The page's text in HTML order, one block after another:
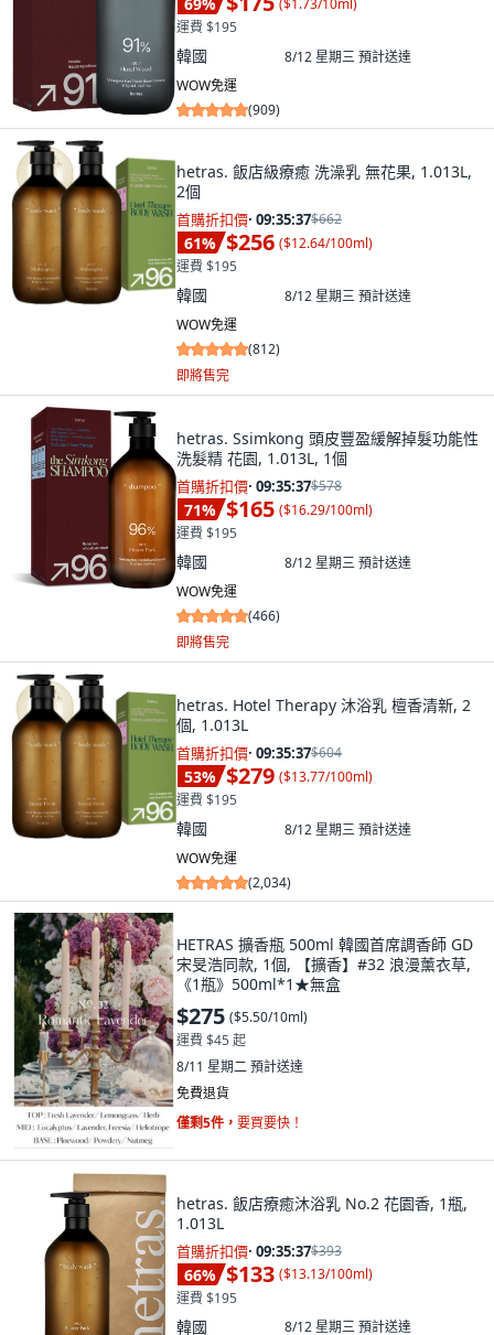
69%
運費 $195
韓國 8/12 星期三預計送達
WOW免運
(909)
hetras. 飯店級療癒 洗澡乳 無花果, 1.013L,
2個
首購折扣價· 09:35:36$662
61% $256 ($12.64/100ml)
運費 $195
韓國 8/12 星期三預計送達
WOW免運
(812)
即將售完
hetras. Ssimkong 頭皮豐盈緩解掉髮功能性
洗髮精 花園, 1.013L, 1個
首購折扣價· 09:35:36$578
71% $165 ($16.29/100ml)
運費 $195
韓國 8/12 星期三預計送達
WOW免運
(466)
即將售完
hetras. Hotel Therapy 沐浴乳 檀香清新, 2
個, 1.013L
首購折扣價· 09:35:36$604
53% $279 ($13.77/100ml)
運費 $195
韓國 8/12 星期三預計送達
WOW免運
(2,034)
HETRAS 擴香瓶 500ml 韓國首席調香師 GD
宋旻浩同款, 1個, 【擴香】#32 浪漫薰衣草,
《1瓶》500ml*1★無盒
$275 ($5.50/10ml)
運費 $45 起
8/11 星期二預計送達
免費退貨
僅剩5件， 要買要快！
hetras. 飯店療癒沐浴乳 No.2 花園香, 1瓶,
1.013L
首購折扣價· 09:35:36$393
66% $133 ($13.13/100ml)
運費 $195
韓國 8/12 星期三預計送達